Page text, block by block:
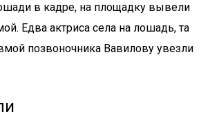
в кадре, на площадку вывели
Едва актриса села на лошадь, та
позвоночника Вавилову увезли